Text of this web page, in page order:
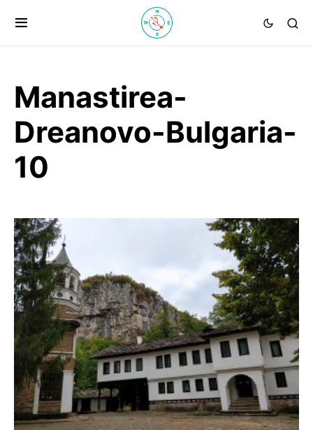
Manastirea-
Dreanovo-Bulgaria-
10